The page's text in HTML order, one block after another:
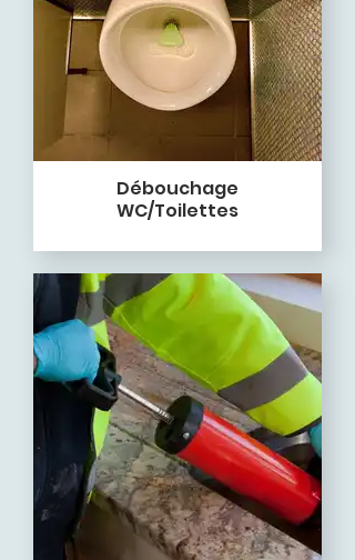
Débouchage
WC/Toilettes